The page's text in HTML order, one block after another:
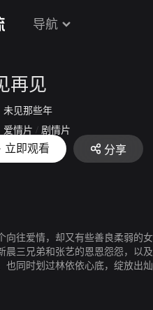
导航
再见
未见那些年
爱情片 / 剧情片
2019
立即观看 分享
向往爱情，却又有些善良柔弱的
晨三兄弟和张艺的恩恩怨怨，以
也同时划过林依依心底，绽放出